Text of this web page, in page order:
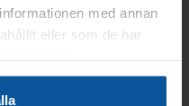
med annan
eller som de har
Auktioner AB
08-21.